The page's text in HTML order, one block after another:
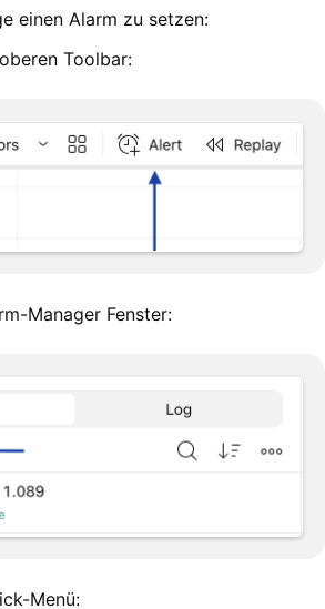
einen Alarm zu setzen:
Toolbar:
Manager Fenster:
Menü: